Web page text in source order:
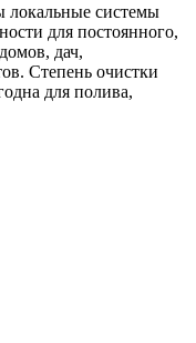
системы
для постоянного,
дач,
Степень очистки
для полива,